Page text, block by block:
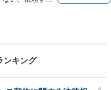
はすでに手遅れ
みならず、現
も法律知識が
す。
ンキング